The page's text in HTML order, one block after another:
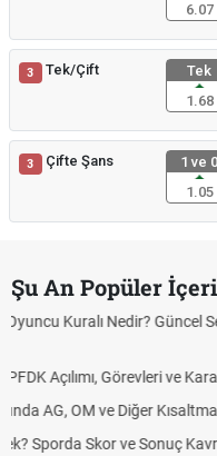
6.07
3 Tek/Çift
Tek
1.68
3 Çifte Şans
1 ve 0
1.05
Şu An Popüler
Deplasman Golü Kuralı
DGS Sonuçları Ne
Mazota İndirim Var